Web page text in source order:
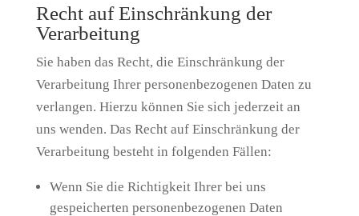
Recht auf Einschränkung der
Verarbeitung
Sie haben das Recht, die Einschränkung der
Verarbeitung Ihrer personenbezogenen Daten zu
verlangen. Hierzu können Sie sich jederzeit an
uns wenden. Das Recht auf Einschränkung der
Verarbeitung besteht in folgenden Fällen:
Wenn Sie die Richtigkeit Ihrer bei uns
gespeicherten personenbezogenen Daten